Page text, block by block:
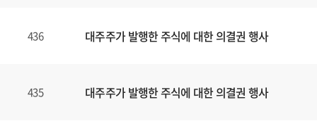
436 대주주가 발행한 주식에 대한 의결권 행사
435 대주주가 발행한 주식에 대한 의결권 행사